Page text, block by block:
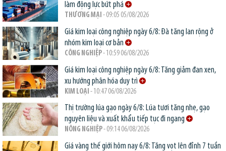
làm động lực bứt phá
THƯƠNG MẠI - 09:05 05/08/2026
Giá kim loại công nghiệp ngày 6/8: Đà tăng lan rộng ở
nhóm kim loại cơ bản
CÔNG NGHIỆP- 10:59 06/08/2026
Giá kim loại công nghiệp ngày 6/8: Tăng giảm đan xen,
xu hướng phân hóa duy trì
KIM LOẠI - 10:47 06/08/2026
Thị trường lúa gạo ngày 6/8: Lúa tươi tăng nhẹ, gạo
nguyên liệu và xuất khẩu tiếp tục đi ngang
NÔNG NGHIỆP- 09:14 06/08/2026
Giá vàng thế giới hôm nay 6/8: Tăng vọt lên đỉnh 7 tuần